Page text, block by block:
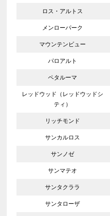
ロス・アルトス
メンローパーク
マウンテンビュー
パロアルト
ペタルーマ
レッドウッド（レッドウッドシ
ティ）
リッチモンド
サンカルロス
サンノゼ
サンマテオ
サンタクララ
サンタローザ